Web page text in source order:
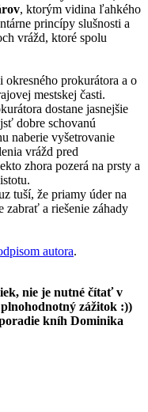
, ktorým vidina ľahkého
princípy slušnosti a
vrážd, ktoré spolu
prokurátora a o
mestskej časti.
dostane jasnejšie
dobre schovanú
naberie vyšetrovanie
vrážd pred
zhora pozerá na prsty a
tuší, že priamy úder na
zabrať a riešenie záhady
autora.
nie je nutné čítať v
zážitok :))
kníh Dominika